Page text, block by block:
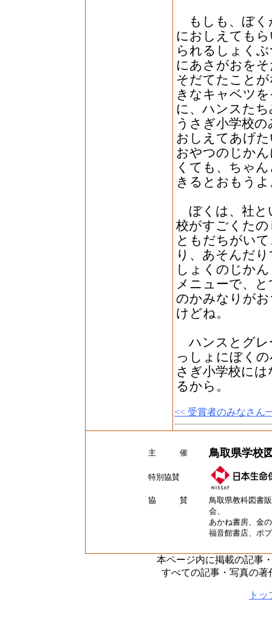
もしも、ぼく
におしえても
られるしょく
にあさがおを
そだてたこと
きなキャベツ
に、ハンスた
うさぎ小学校
おしえてあげ
おやつのじか
くても、ちゃ
きるとおもうよ
ぼくは、社と
校がすごくた
ともだちがい
り、あそんだ
しょくのじか
メニューで、
のかみなりが
けどね。
ハンスとグレ
っしょにぼく
さぎ小学校に
るから。
<< 受賞者のみなさん
主 催 鳥取県学校
特別協賛
協 賛
鳥取県教科図書
会、
あかね書房、金
福音館書店、ポ
本ページ内に掲載の記事
すべての記事・写真の
ト